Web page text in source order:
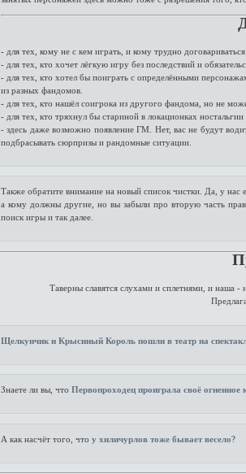
- для тех, кому не с кем играть, и кому трудно
- для тех, кто хочет лёгкую игру без последствий и
- для тех, кто хотел бы поиграть с определёнными
из разных фандомов.
- для тех, кто нашёл соигрока из другого фандома, но не
- для тех, кто тряхнул бы стариной в локационках
- здесь даже возможно появление ГМ. Нет, вас не будут
подбрасывать сюрпризы и рандомные ситуации.
Также обратите внимание на новый список чистки. Да, у нас
а кому должны другие, но вы забыли про вторую часть
поиск игры и так далее.
Таверны славятся слухами и сплетнями, и наша -
Щелкунчик и Крысиный Король пошли в театр на
Знаете ли вы, что Первопроходец проиграла своё огненное
А как насчёт того, что у хиличурлов тоже бывает весело?